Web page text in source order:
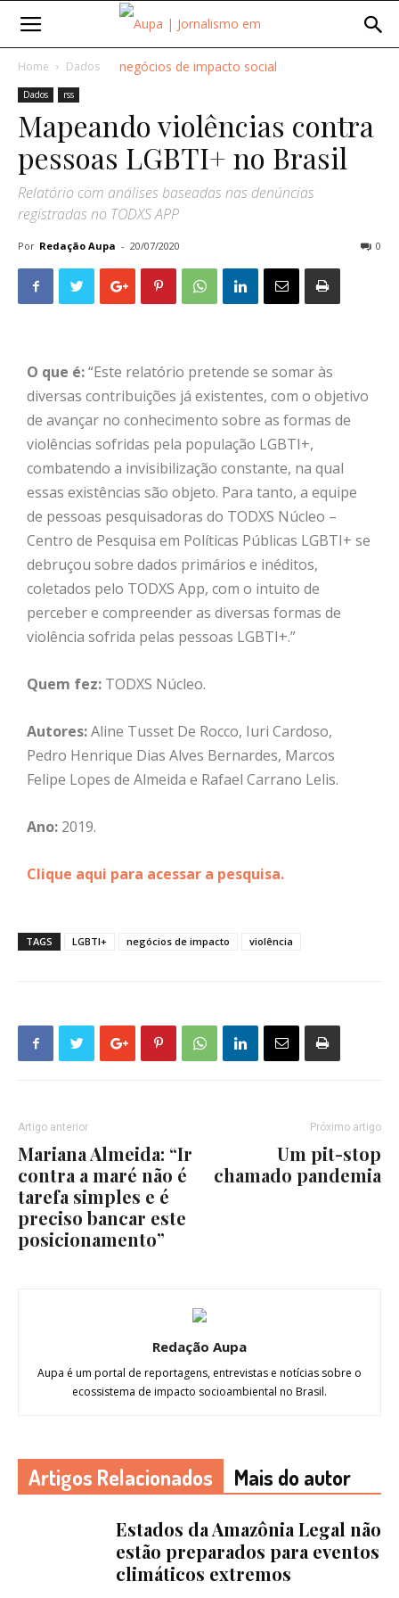
Home Dados
Dados rss
Mapeando violências contra
pessoas LGBTI+ no Brasil
Relatório com análises baseadas nas denúncias
registradas no TODXS APP
Por Redação Aupa - 20/07/2020 0
O que é:“Este relatório pretende se somar às
diversas contribuições já existentes, com o objetivo
de avançar no conhecimento sobre as formas de
violências sofridas pela população LGBTI+,
combatendo a invisibilização constante, na qual
essas existências são objeto. Para tanto, a equipe
de pessoas pesquisadoras do TODXS Núcleo –
Centro de Pesquisa em Políticas Públicas LGBTI+ se
debruçou sobre dados primários e inéditos,
coletados pelo TODXS App, com o intuito de
perceber e compreender as diversas formas de
violência sofrida pelas pessoas LGBTI+.”
Quem fez: TODXS Núcleo.
Autores:Aline Tusset De Rocco, Iuri Cardoso,
Pedro Henrique Dias Alves Bernardes, Marcos
Felipe Lopes de Almeida e Rafael Carrano Lelis.
Ano: 2019.
Clique aqui para acessar a pesquisa.
TAGS LGBTI+ negócios de impacto violência
Artigo anterior
Mariana Almeida: “Ir
contra a maré não é
tarefa simples e é
preciso bancar este
posicionamento”
Próximo artigo
Um pit-stop
chamado pandemia
Redação Aupa
Aupa é um portal de reportagens, entrevistas e notícias sobre o
ecossistema de impacto socioambiental no Brasil.
Artigos Relacionados Mais do autor
Estados da Amazônia Legal não
estão preparados para eventos
climáticos extremos